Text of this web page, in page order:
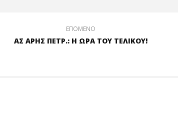
ΕΠΟΜΕΝΟ
ΑΣ ΑΡΗΣ ΠΕΤΡ.: Η ΩΡΑ ΤΟΥ ΤΕΛΙΚΟΥ!